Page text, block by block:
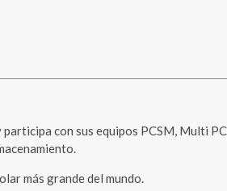
con sus equipos PCSM, Multi
más grande del mundo.